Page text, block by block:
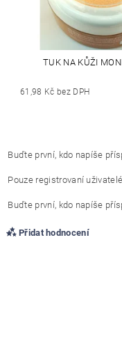
TUK NA KŮŽI
61,98 Kč bez DPH
Buďte první, kdo napíše
Pouze registrovaní
Buďte první, kdo napíše
Přidat hodnocení